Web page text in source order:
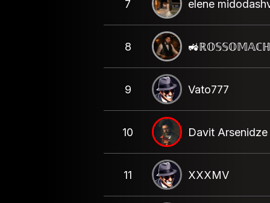
7 elene
8
9 Vato777
10 Davit Arsenidze
11 XXXMV